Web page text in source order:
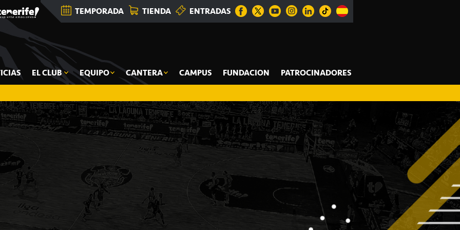
TEMPORADA TIENDA ENTRADAS
EL CLUB EQUIPO CANTERA CAMPUS FUNDACION PATROCINADORES